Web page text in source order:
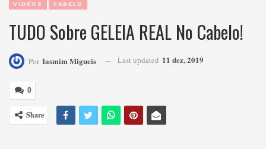
VÍDEOS CABELO
TUDO Sobre GELEIA REAL No Cabelo!
Por Iasmim Migueis Last updated 11 dez, 2019
0
Share